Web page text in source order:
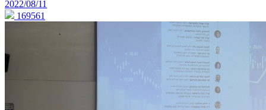
2022/08/11
169561